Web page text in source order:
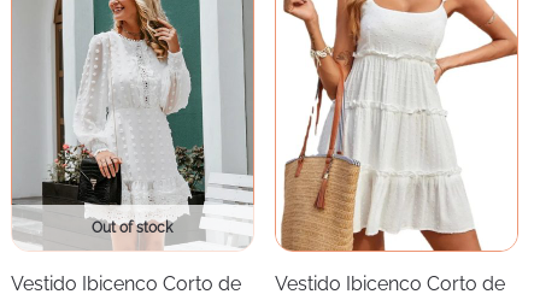
74,90 €.69,90 €.
Out of stock
Vestido Ibicenco Corto de
Vestido Ibicenco Corto de